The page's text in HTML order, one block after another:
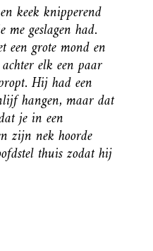
keek knipperend
geslagen had.
een grote mond en
elk een paar
Hij had een
hangen, maar dat
je in een
zijn nek hoorde
thuis zodat hij